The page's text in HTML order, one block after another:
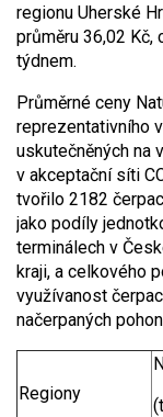
regionu Uherské
průměru 36,02 Kč,
týdnem.
Průměrné ceny
reprezentativního
uskutečněných na
v akceptační síti
tvořilo 2182
jako podíly
terminálech v
kraji, a celkového
využívanost
načerpaných
Regiony